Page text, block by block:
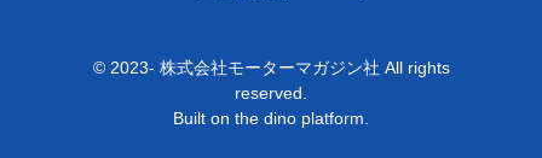
© 2023- 株式会社モーターマガジン社 All rights
reserved.
Built on the dino platform.